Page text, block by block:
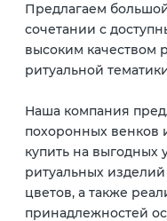
Предлагаем
сочетании с
высоким качеством
ритуальной
Наша компания
похоронных венков
купить на выгодных
ритуальных
цветов, а также
принадлежностей